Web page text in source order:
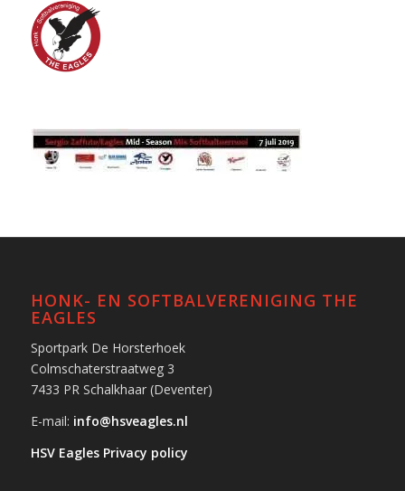
HONK- EN SOFTBALVERENIGING THE
EAGLES
Sportpark De Horsterhoek
Colmschaterstraatweg 3
7433 PR Schalkhaar (Deventer)
E-mail: info@hsveagles.nl
HSV Eagles Privacy policy